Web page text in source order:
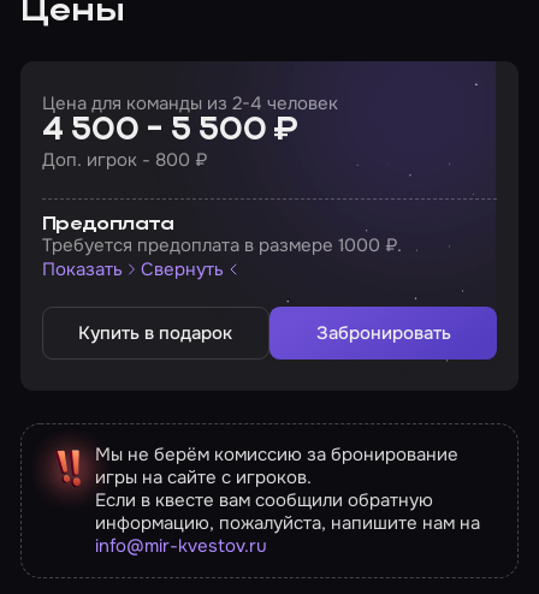
Цены
Цена для команды из 2-4 человек
4 500 - 5 500 ₽
Доп. игрок - 800 ₽
Предоплата
Требуется предоплата в размере 1000 ₽.
Показать
Свернуть
Купить в подарок Забронировать
Мы не берём комиссию за бронирование
игры на сайте с игроков.
Если в квесте вам сообщили обратную
информацию, пожалуйста, напишите нам на
info@mir-kvestov.ru